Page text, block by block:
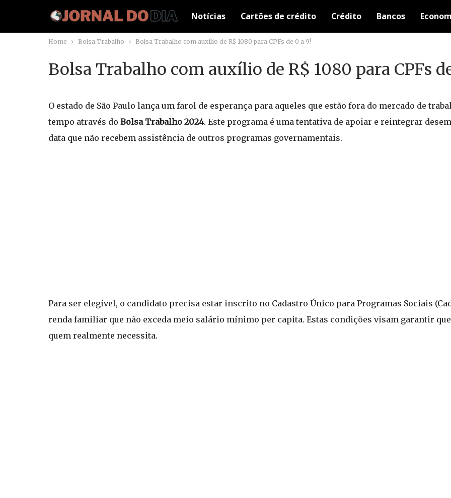
Notícias Cartões de crédito Crédito Bancos
Home Bolsa Trabalho Bolsa Trabalho com auxílio de R$ 1080 para CPFs de 0 a 9!
Bolsa Trabalho com auxílio de R$ 1080 para CPFs
O estado de São Paulo lança um farol de esperança para aqueles que estão fora do mercado de
tempo através do Bolsa Trabalho 2024. Este programa é uma tentativa de apoiar e reintegrar
data que não recebem assistência de outros programas governamentais.
Para ser elegível, o candidato precisa estar inscrito no Cadastro Único para Programas Sociais
renda familiar que não exceda meio salário mínimo per capita. Estas condições visam garantir
quem realmente necessita.